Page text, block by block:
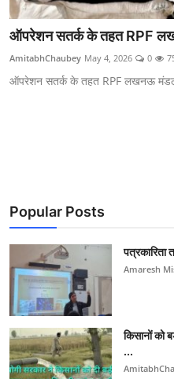
ऑपरेशन सतर्क के तहत RPF
AmitabhChaubey May 4, 2026 0
ऑपरेशन सतर्क के तहत RPF लखनऊ मंडल
Popular Posts
पत्रकारिता
Amaresh
किसानों को
...